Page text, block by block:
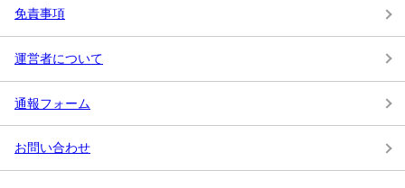
免責事項
運営者について
通報フォーム
お問い合わせ